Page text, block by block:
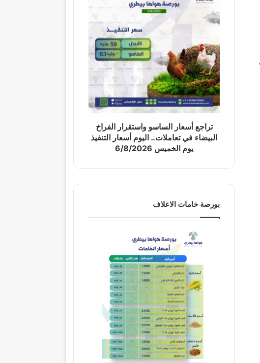
تراجع أسعار الساسو واستقرار الفراخ
البيضاء في تعاملات.. اليوم أسعار التنفيذ
يوم الخميس 6/8/2026
بورصة خامات الاعلاف